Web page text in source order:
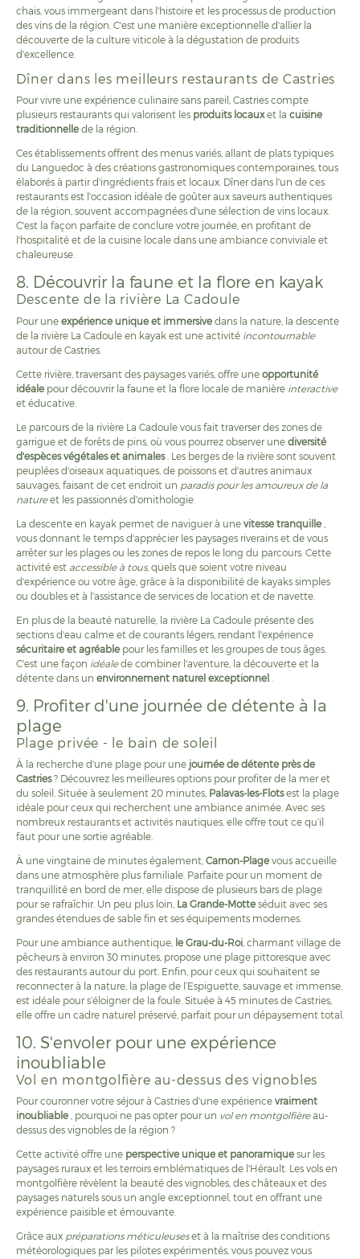
chais, vous immergeant dans l'histoire et les processus de production
des vins de la région. C'est une manière exceptionnelle d'allier la
découverte de la culture viticole à la dégustation de produits
d'excellence.
Dîner dans les meilleurs restaurants de Castries
Pour vivre une expérience culinaire sans pareil, Castries compte
plusieurs restaurants qui valorisent les produits locauxet la cuisine
traditionnellede la région.
Ces établissements offrent des menus variés, allant de plats typiques
du Languedoc à des créations gastronomiques contemporaines, tous
élaborés à partir d'ingrédients frais et locaux. Dîner dans l'un de ces
restaurants est l'occasion idéale de goûter aux saveurs authentiques
de la région, souvent accompagnées d'une sélection de vins locaux.
C'est la façon parfaite de conclure votre journée, en profitant de
l'hospitalité et de la cuisine locale dans une ambiance conviviale et
chaleureuse.
8. Découvrir la faune et la flore en kayak
Descente de la rivière La Cadoule
Pour une expérience unique et immersivedans la nature, la descente
de la rivière La Cadoule en kayak est une activité incontournable
autour de Castries.
Cette rivière, traversant des paysages variés, offre une opportunité
idéale pour découvrir la faune et la flore locale de manière interactive
et éducative.
Le parcours de la rivière La Cadoule vous fait traverser des zones de
garrigue et de forêts de pins, où vous pourrez observer une diversité
d'espèces végétales et animales . Les berges de la rivière sont souvent
peuplées d'oiseaux aquatiques, de poissons et d'autres animaux
sauvages, faisant de cet endroit un paradis pour les amoureux de la
natureet les passionnés d'ornithologie.
La descente en kayak permet de naviguer à une vitesse tranquille
vous donnant le temps d'apprécier les paysages riverains et de vous
arrêter sur les plages ou les zones de repos le long du parcours. Cette
activité est accessible à tous, quels que soient votre niveau
d'expérience ou votre âge, grâce à la disponibilité de kayaks simples
ou doubles et à l'assistance de services de location et de navette.
En plus de la beauté naturelle, la rivière La Cadoule présente des
sections d'eau calme et de courants légers, rendant l'expérience
sécuritaire et agréable pour les familles et les groupes de tous âges.
C'est une façon idéalede combiner l'aventure, la découverte et la
détente dans un environnement naturel exceptionnel
9. Profiter d'une journée de détente à la
plage
Plage privée - le bain de soleil
À la recherche d'une plage pour une journée de détente près de
Castries? Découvrez les meilleures options pour profiter de la mer et
du soleil. Située à seulement 20 minutes, Palavas-les-Flotsest la plage
idéale pour ceux qui recherchent une ambiance animée. Avec ses
nombreux restaurants et activités nautiques, elle offre tout ce qu’il
faut pour une sortie agréable.
À une vingtaine de minutes également, Carnon-Plagevous accueille
dans une atmosphère plus familiale. Parfaite pour un moment de
tranquillité en bord de mer, elle dispose de plusieurs bars de plage
pour se rafraîchir. Un peu plus loin, La Grande-Motteséduit avec ses
grandes étendues de sable fin et ses équipements modernes.
Pour une ambiance authentique, le Grau-du-Roi, charmant village de
pêcheurs à environ 30 minutes, propose une plage pittoresque avec
des restaurants autour du port. Enfin, pour ceux qui souhaitent se
reconnecter à la nature, la plage de l’Espiguette, sauvage et immense,
est idéale pour s’éloigner de la foule. Située à 45 minutes de Castries,
elle offre un cadre naturel préservé, parfait pour un dépaysement total.
10. S'envoler pour une expérience
inoubliable
Vol en montgolfière au-dessus des vignobles
Pour couronner votre séjour à Castries d'une expérience vraiment
inoubliable , pourquoi ne pas opter pour un vol en montgolfièreau-
dessus des vignobles de la région ?
Cette activité offre une perspective unique et panoramiquesur les
paysages ruraux et les terroirs emblématiques de l'Hérault. Les vols en
montgolfière révèlent la beauté des vignobles, des châteaux et des
paysages naturels sous un angle exceptionnel, tout en offrant une
expérience paisible et émouvante.
Grâce aux préparations méticuleuseset à la maîtrise des conditions
météorologiques par les pilotes expérimentés, vous pouvez vous